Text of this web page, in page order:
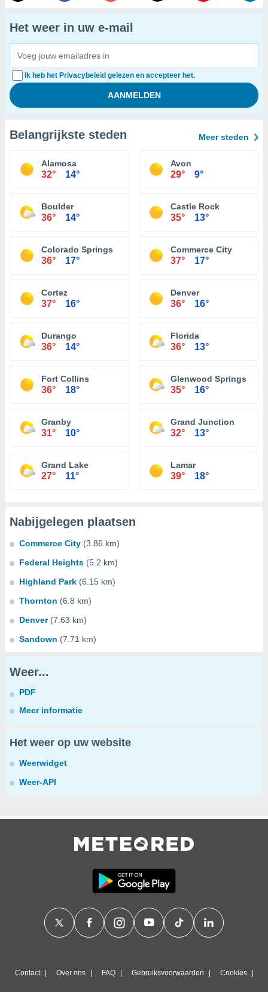
Het weer in uw e-mail
Ik heb het Privacybeleid gelezen en accepteer het.
Belangrijkste steden Meer steden
Alamosa
32° 14°
Avon
29° 9°
Boulder
36° 14°
Castle Rock
35° 13°
Colorado Springs
36° 17°
Commerce City
37° 17°
Cortez
37° 16°
Denver
36° 16°
Durango
36° 14°
Florida
36° 13°
Fort Collins
36° 18°
Glenwood Springs
35° 16°
Granby
31° 10°
Grand Junction
32° 13°
Grand Lake
27° 11°
Lamar
39° 18°
Nabijgelegen plaatsen
Commerce City (3.86 km)
Federal Heights (5.2 km)
Highland Park (6.15 km)
Thornton (6.8 km)
Denver (7.63 km)
Sandown (7.71 km)
Weer...
PDF
Meer informatie
Het weer op uw website
Weerwidget
Weer-API
Contact Over ons FAQ Gebruiksvoorwaarden Cookies